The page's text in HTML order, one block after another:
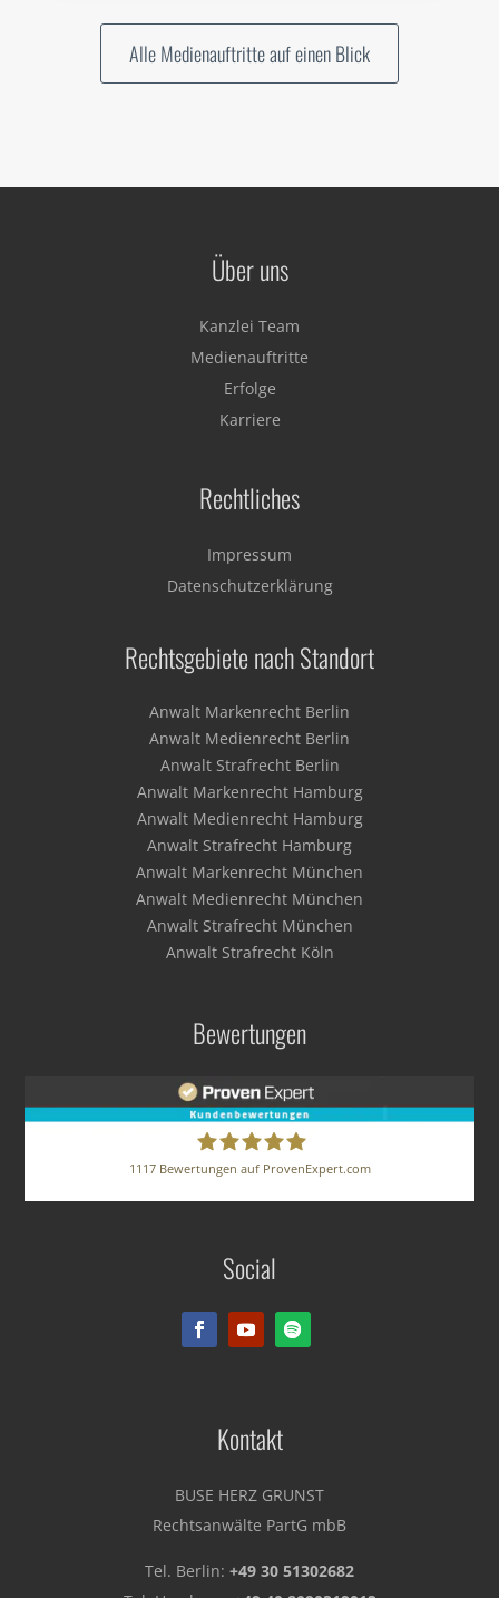
Alle Medienauftritte auf einen Blick
Über uns
Kanzlei Team
Medienauftritte
Erfolge
Karriere
Rechtliches
Impressum
Datenschutzerklärung
Rechtsgebiete nach Standort
Anwalt Markenrecht Berlin
Anwalt Medienrecht Berlin
Anwalt Strafrecht Berlin
Anwalt Markenrecht Hamburg
Anwalt Medienrecht Hamburg
Anwalt Strafrecht Hamburg
Anwalt Markenrecht München
Anwalt Medienrecht München
Anwalt Strafrecht München
Anwalt Strafrecht Köln
Bewertungen
BUSE HERZ GRUNST
Rechtsanwälte PartG mbB
1117Bewertungen auf ProvenExpert.com
Social
Kontakt
BUSE HERZ GRUNST
Rechtsanwälte PartG mbB
Tel. Berlin: +49 30 51302682